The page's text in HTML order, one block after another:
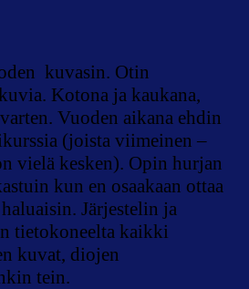
kuvasin. Otin
Kotona ja kaukana,
Vuoden aikana ehdin
(joista viimeinen –
vielä kesken). Opin hurjan
kun en osaakaan ottaa
Järjestelin ja
tietokoneelta kaikki
kuvat, diojen
tein.